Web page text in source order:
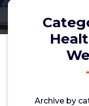
Archive by
reales